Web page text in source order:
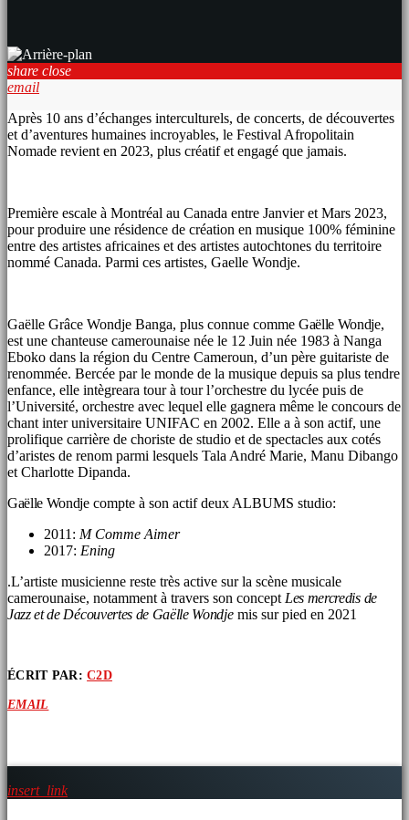
share close
email
Après 10 ans d’échanges interculturels, de concerts, de découvertes
et d’aventures humaines incroyables, le Festival Afropolitain
Nomade revient en 2023, plus créatif et engagé que jamais.
Première escale à Montréal au Canada entre Janvier et Mars 2023,
pour produire une résidence de création en musique 100% féminine
entre des artistes africaines et des artistes autochtones du territoire
nommé Canada. Parmi ces artistes, Gaelle Wondje.
Gaëlle Grâce Wondje Banga, plus connue comme Gaëlle Wondje,
est une chanteuse camerounaise née le 12 Juin née 1983 à Nanga
Eboko dans la région du Centre Cameroun, d’un père guitariste de
renommée. Bercée par le monde de la musique depuis sa plus tendre
enfance, elle intègreara tour à tour l’orchestre du lycée puis de
l’Université, orchestre avec lequel elle gagnera même le concours de
chant inter universitaire UNIFAC en 2002. Elle a à son actif, une
prolifique carrière de choriste de studio et de spectacles aux cotés
d’aristes de renom parmi lesquels Tala André Marie, Manu Dibango
et Charlotte Dipanda.
Gaëlle Wondje compte à son actif deux ALBUMS studio:
2011: M Comme Aimer
2017: Ening
.L’artiste musicienne reste très active sur la scène musicale
camerounaise, notamment à travers son concept Les mercredis de
Jazz et de Découvertes de Gaëlle Wondjemis sur pied en 2021
ÉCRIT PAR:C2D
EMAIL
insert_link